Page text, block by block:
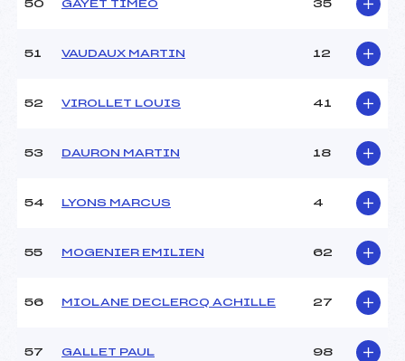
50 GAYET TIMEO 35
51 VAUDAUX MARTIN 12
52 VIROLLET LOUIS 41
53 DAURON MARTIN 18
54 LYONS MARCUS 4
55 MOGENIER EMILIEN 62
56 MIOLANE DECLERCQ ACHILLE 27
57 GALLET PAUL 98